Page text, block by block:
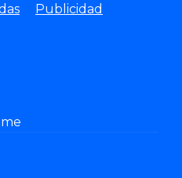
Publicidad